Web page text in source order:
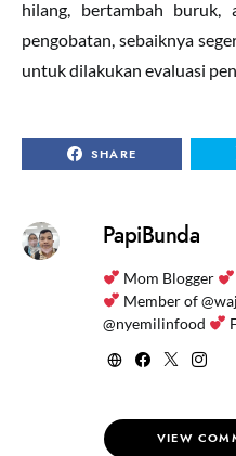
hilang, bertambah buruk,
pengobatan, sebaiknya
untuk dilakukan evaluasi
SHARE
PapiBunda
Mom Blogger
Member of
@nyemilinfood
VIEW